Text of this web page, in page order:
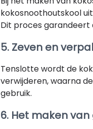
kokosnoothoutskool
Dit proces garandeert
5. Zeven en
Tenslotte wordt de
verwijderen, waarna
gebruik.
6. Het maken